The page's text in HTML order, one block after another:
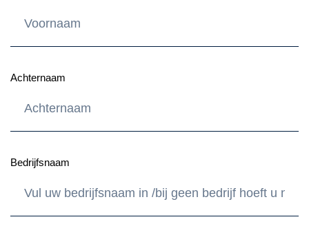
Achternaam
Bedrijfsnaam